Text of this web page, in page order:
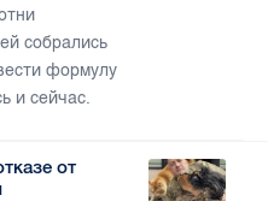
собрались
формулу
и сейчас.
от